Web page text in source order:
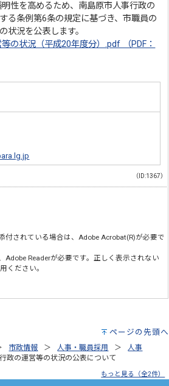
性を高めるため、南島原市人事行政の
る条例第6条の規定に基づき、市職員の
状況を公表します。
の状況（平成20年度分）.pdf （PDF：
（ID:1367）
付されている場合は、Adobe Acrobat(R)が必要で
Adobe Readerが必要です。正しく表示されない
ください。
ページの先頭へ
市政情報 人事・職員採用
人事
政の運営等の状況の公表について
もっと見る（全2件）